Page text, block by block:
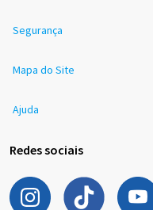
Segurança
Mapa do Site
Ajuda
Redes sociais